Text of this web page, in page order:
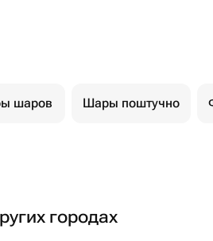
шаров Шары поштучно
городах